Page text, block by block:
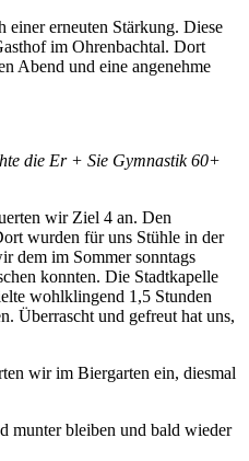
einer erneuten Stärkung. Diese
im Ohrenbachtal. Dort
Abend und eine angenehme
die Er + Sie Gymnastik 60+
wir Ziel 4 an. Den
wurden für uns Stühle in der
dem im Sommer sonntags
konnten. Die Stadtkapelle
wohlklingend 1,5 Stunden
Überrascht und gefreut hat uns,
wir im Biergarten ein, diesmal
munter bleiben und bald wieder